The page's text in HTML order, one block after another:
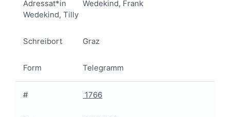
Adressat*in
Wedekind, Frank
Wedekind, Tilly
Schreibort Graz
Form Telegramm
# 1766